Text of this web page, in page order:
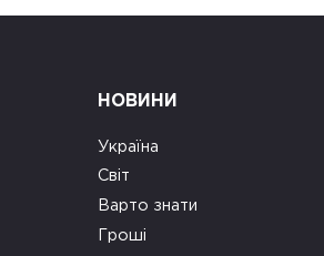
НОВИНИ
Україна
Світ
Варто знати
Гроші